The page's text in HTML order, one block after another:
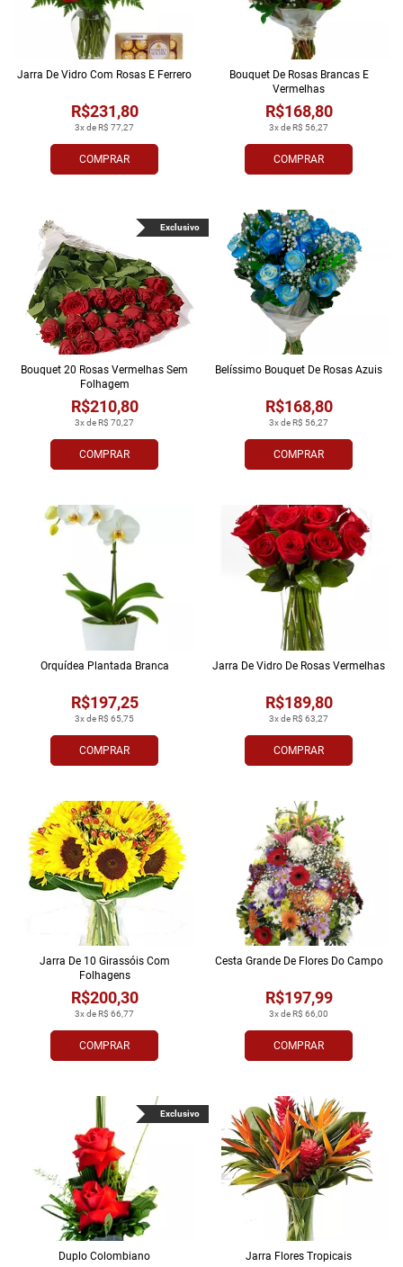
COMPRAR
3x de R$ 77,27
R$231,80
Jarra De Vidro Com Rosas E Ferrero
COMPRAR
3x de R$ 56,27
R$168,80
Bouquet De Rosas Brancas E
Vermelhas
COMPRAR
3x de R$ 70,27
R$210,80
Bouquet 20 Rosas Vermelhas Sem
Folhagem
Exclusivo
COMPRAR
3x de R$ 56,27
R$168,80
Belíssimo Bouquet De Rosas Azuis
COMPRAR
3x de R$ 65,75
R$197,25
Orquídea Plantada Branca
COMPRAR
3x de R$ 63,27
R$189,80
Jarra De Vidro De Rosas Vermelhas
COMPRAR
3x de R$ 66,77
R$200,30
Jarra De 10 Girassóis Com
Folhagens
COMPRAR
3x de R$ 66,00
R$197,99
Cesta Grande De Flores Do Campo
Duplo Colombiano
Exclusivo
Jarra Flores Tropi­cais